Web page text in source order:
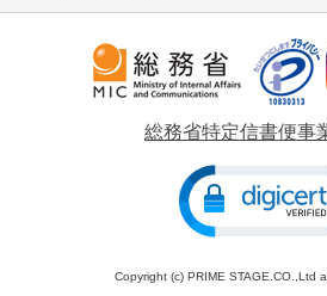
総務省特定信書便事
Copyright (c) PRIME STAGE.CO.,Ltd